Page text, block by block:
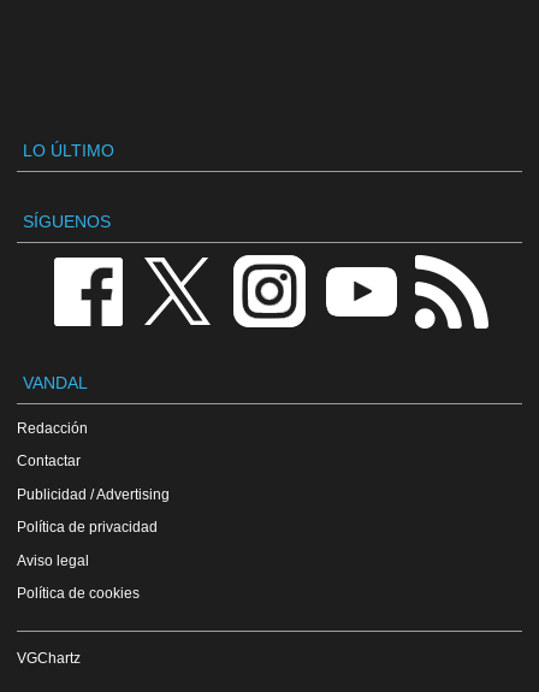
LO ÚLTIMO
SÍGUENOS
VANDAL
Redacción
Contactar
Publicidad / Advertising
Política de privacidad
Aviso legal
Política de cookies
VGChartz